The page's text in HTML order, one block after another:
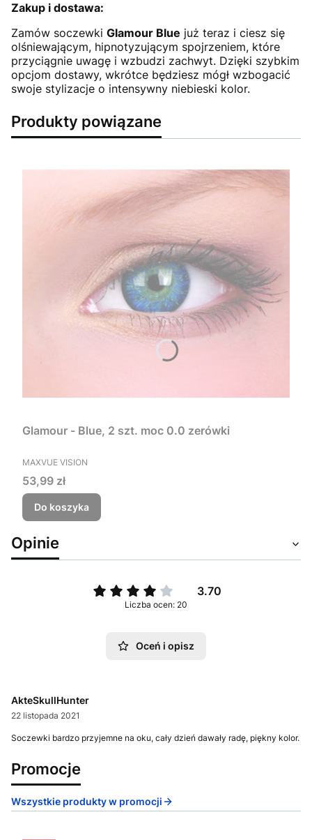
Zakup i dostawa:
Zamów soczewki Glamour Blue już teraz i ciesz się
olśniewającym, hipnotyzującym spojrzeniem, które
przyciągnie uwagę i wzbudzi zachwyt. Dzięki szybkim
opcjom dostawy, wkrótce będziesz mógł wzbogacić
swoje stylizacje o intensywny niebieski kolor.
Produkty powiązane
Glamour - Blue, 2 szt. moc 0.0 zerówki
PRODUCENT
MAXVUE VISION
Cena
53,99 zł
Do koszyka
Opinie
3.70
Liczba ocen: 20
Oceń i opisz
AkteSkullHunter
22 listopada 2021
Soczewki bardzo przyjemne na oku, cały dzień dawały radę, piękny kolor.
Promocje
Wszystkie produkty w promocji